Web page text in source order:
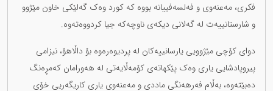
فکری، مەعنەوی و فەلسەفییانە بووە کە کورد وەک گەلێکی خاون مێژوو
و شارستانییەت لە گەلانی دیکەی ناوچەکە جیا کردووەتەوە.
دوای کۆچی مێژوویی یارسانییەکان لە پردیوەرەوە بۆ داڵاهۆ، نیزامی
پیروپادشایی یاری وەک پێکهاتەی کۆمەڵایەتی لە هەورامان کەمڕەنگ
دەبێتەوە، بەڵام فەرهەنگی ماددی و مەعنەوی یاری کاریگەریی خۆی